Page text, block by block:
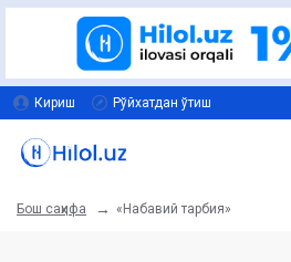
Кириш Рўйхатдан ўтиш
Бош саҳифа «Набавий тарбия»